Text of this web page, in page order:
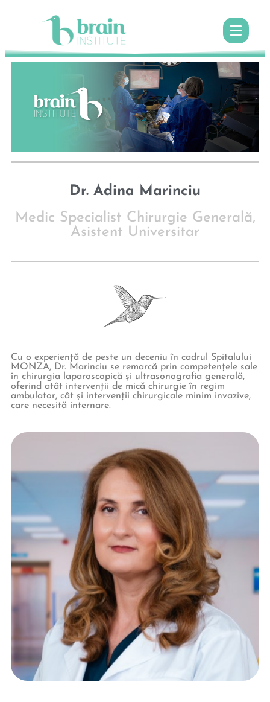
Dr. Adina Marinciu
Medic Specialist Chirurgie Generală,
Asistent Universitar
Cu o experiență de peste un deceniu în cadrul Spitalului
MONZA, Dr. Marinciu se remarcă prin competențele sale
în chirurgia laparoscopică și ultrasonografia generală,
oferind atât intervenții de mică chirurgie în regim
ambulator, cât și intervenții chirurgicale minim invazive,
care necesită internare.